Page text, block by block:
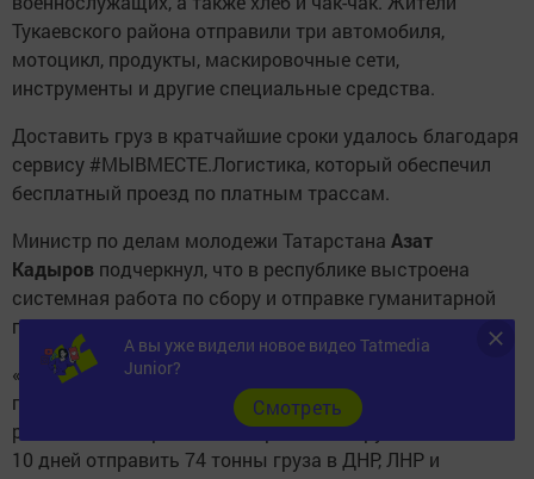
Тукаевского района отправили три автомобиля,
мотоцикл, продукты, маскировочные сети,
инструменты и другие специальные средства.
Доставить груз в кратчайшие сроки удалось благодаря
сервису #МЫВМЕСТЕ.Логистика, который обеспечил
бесплатный проезд по платным трассам.
Министр по делам молодежи Татарстана Азат
Кадыров подчеркнул, что в республике выстроена
системная работа по сбору и отправке гуманитарной
помощи.
«Республика Татарстан не просто оказывает
гуманитарную помощь: в регионе системно выстроена
работа во всех районах и городских округах. Всего за
10 дней отправить 74 тонны груза в ДНР, ЛНР и
А вы уже видели новое видео Tatmedia
Junior?
Cмотреть